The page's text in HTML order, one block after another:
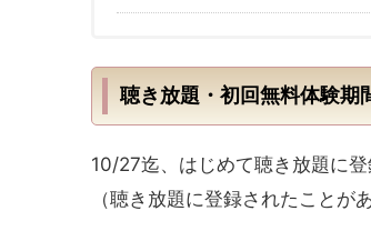
聴き放題・初回無料体験期
10/27迄、はじめて聴き放題に
（聴き放題に登録されたことが